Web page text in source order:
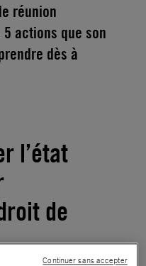
réunion
actions que son
dès à
l’état
de
Continuer sans accepter